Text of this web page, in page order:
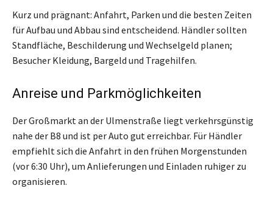
Kurz und prägnant: Anfahrt, Parken und die besten Zeiten
für Aufbau und Abbau sind entscheidend. Händler sollten
Standfläche, Beschilderung und Wechselgeld planen;
Besucher Kleidung, Bargeld und Tragehilfen.
Anreise und Parkmöglichkeiten
Der Großmarkt an der Ulmenstraße liegt verkehrsgünstig
nahe der B8 und ist per Auto gut erreichbar. Für Händler
empfiehlt sich die Anfahrt in den frühen Morgenstunden
(vor 6:30 Uhr), um Anlieferungen und Einladen ruhiger zu
organisieren.